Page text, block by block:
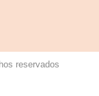
reservados